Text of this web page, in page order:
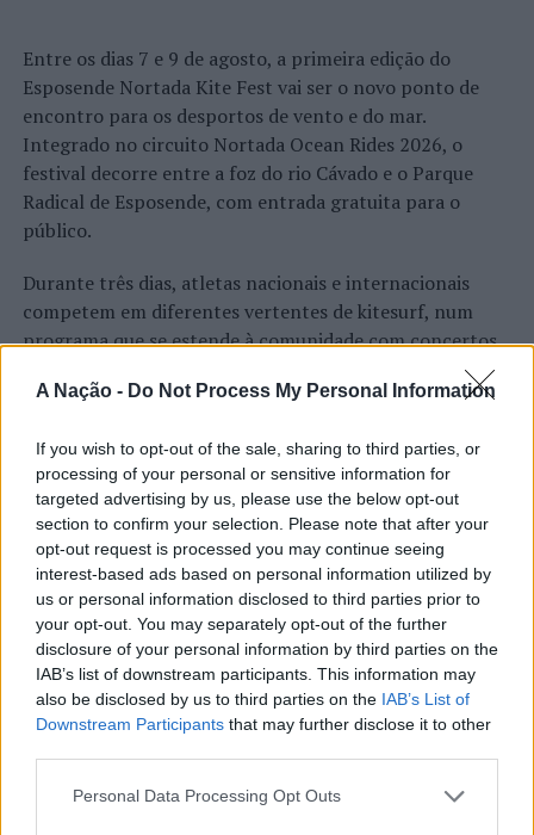
A Nação - Do Not Process My Personal Information
If you wish to opt-out of the sale, sharing to third parties, or
processing of your personal or sensitive information for
targeted advertising by us, please use the below opt-out
section to confirm your selection. Please note that after your
opt-out request is processed you may continue seeing
interest-based ads based on personal information utilized by
us or personal information disclosed to third parties prior to
your opt-out. You may separately opt-out of the further
disclosure of your personal information by third parties on the
IAB’s list of downstream participants. This information may
also be disclosed by us to third parties on the IAB’s List of
Downstream Participants that may further disclose it to other
Personal Data Processing Opt Outs
que diz respeito aos edifícios: “Devem ser criados
espaços diferenciadores, onde os colaboradores tenham
melhores condições e onde se sintam bem”.
Durante o evento foram, ainda, partilhadas experiências,
casos reais e ações concretas que podem ser
implementadas para melhorar o ambiente de trabalho e,
Foto: DR.
LIVE CAST
RHMAIS
Unidade Móvel de Atendimento de Anadia comemora
quatro anos de vida
NÃO PERCA
Município de Viana do Castelo cede antigas escolas
primárias de Alvarães, Mujães e Vila Mou às Juntas de
Freguesia para apoio à comunidade
Entre os dias 7 e 9 de agosto, a primeira edição do
Esposende Nortada Kite Fest vai ser o novo ponto de
encontro para os desportos de vento e do mar.
Integrado no circuito Nortada Ocean Rides 2026, o
festival decorre entre a foz do rio Cávado e o Parque
Radical de Esposende, com entrada gratuita para o
público.
Durante três dias, atletas nacionais e internacionais
competem em diferentes vertentes de kitesurf, num
programa que se estende à comunidade com concertos,
DJ sets e atividades junto ao rio. O evento é uma das
etapas do Nortada Ocean Rides, circuito que em 2026
Nova de Milfontes e Ericeira.
A iniciativa pretende aproximar a prática dos desportos
de vento das comunidades costeiras, promovendo o
território através do mar e das suas condições naturais.
Nas palavras de Pedro Mota, De todas as etapas do
Nortada Ocean Rides, este evento é o que mais precisa
da “nortada” como apoio, porque sem vento não há
kitesurf.
A presença da Nortada vai mais uma vez, alem da
competição. O que queremos é fazer parte deste
movimento que promove o encontro entre atletas,
CONTINUAR A LER
ATUALIDADE
Cinco projetos de Cascais finalistas
em iniciativa europeia
23 horas atrás on
Por Ígor Lopes